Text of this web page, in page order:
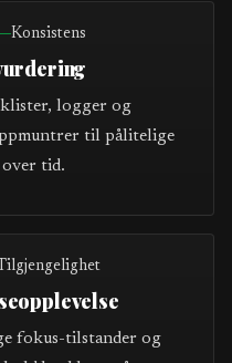
Konsistens
logger og
til pålitelige
tid.
fokus-tilstander og